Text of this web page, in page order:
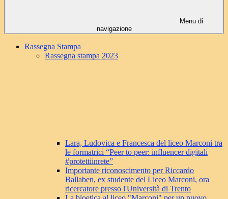
Menu di
navigazione
Rassegna Stampa
Rassegna stampa 2023
Lara, Ludovica e Francesca del liceo Marconi tra
le formatrici “Peer to peer: influencer digitali
#protettiinrete”
Importante riconoscimento per Riccardo
Ballaben, ex studente del Liceo Marconi, ora
ricercatore presso l'Università di Trento